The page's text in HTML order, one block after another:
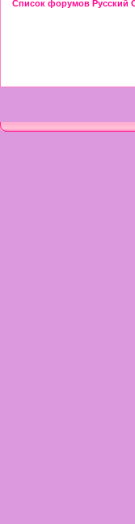
Список форумов Русский